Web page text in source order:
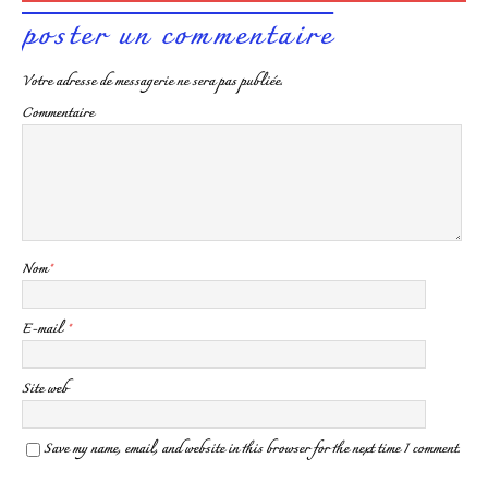
poster un commentaire
Votre adresse de messagerie ne sera pas publiée.
Commentaire
Nom*
E-mail*
Site web
Save my name, email, and website in this browser for the next time I comment.